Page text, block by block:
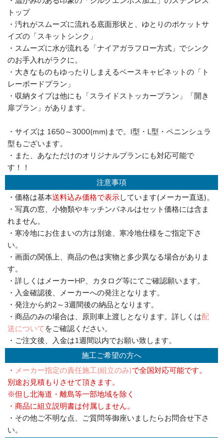
トップ
・汚れがスムーズに流れる底面形状と、ゆとりのポケットサ
イズの「スキットシンク」
・スムーズに水が流れる「ナイアガラフロー方式」でシンク
のお手入れがラクに。
・大きなものもゆったりしまえるベースキャビネットの「ト
レーボードプラン」
・収納タイプは他にも「スライドストッカープラン」「開き
扉プラン」があります。
・サイズは 1650～3000(mm)まで。I型・L型・ペニンシュラ
型もございます。
・また、あなただけのオリジナルプランにも対応可能で
す！！
注意事項
・価格は基本送料込み価格で表示しています(メーカー直送)。
・写真の窓、小物類やキッチンパネルはセット価格には含ま
れません。
・寒冷地にお住まいの方は別途、寒冷地仕様をご指定下さ
い。
・画面の関係上、商品の色は実物と多少異なる場合がありま
す。
・詳しくはメーカーHP、カタログ等にてご確認願います。
・入金確認後、メーカーへの発注となります。
・発注から約2～3週間後の納品となります。
・商品のみの場合は、原則車上渡しとなります。詳しくは配
送について をご確認ください。
・ご注文後、入金は1週間以内でお願い致します。
施工ご希望の方へ
・ メーカー指定の責任施工(組立のみ)で全国対応可能です。
別途お見積もりさせて頂きます。
※但し北海道・離島等一部地域を除く
・商品に組立説明書は付属しません。
・その他ご不明な点、ご質問等御座いましたらお問合せ下さ
い。